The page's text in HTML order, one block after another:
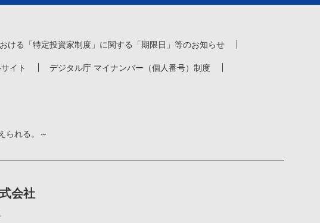
ける「特定投資家制度」に関する「期限日」等のお知らせ
イト
デジタル庁 マイナンバー（個人番号）制度
られる。～
会社